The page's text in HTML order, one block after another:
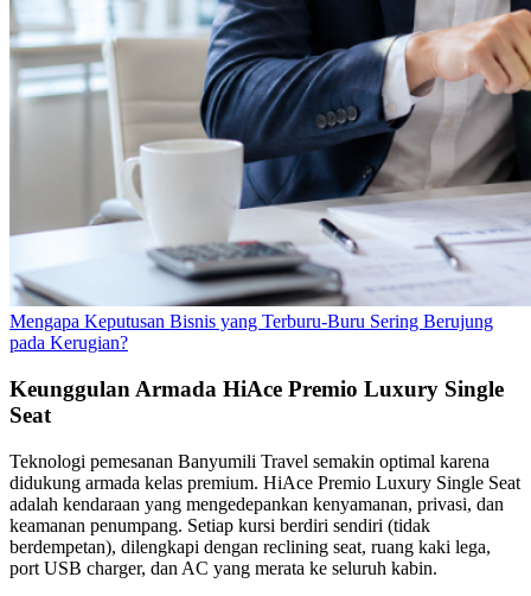
Mengapa Keputusan Bisnis yang Terburu-Buru Sering Berujung
pada Kerugian?
Keunggulan Armada HiAce Premio Luxury Single
Seat
Teknologi pemesanan Banyumili Travel semakin optimal karena
didukung armada kelas premium. HiAce Premio Luxury Single Seat
adalah kendaraan yang mengedepankan kenyamanan, privasi, dan
keamanan penumpang. Setiap kursi berdiri sendiri (tidak
berdempetan), dilengkapi dengan reclining seat, ruang kaki lega,
port USB charger, dan AC yang merata ke seluruh kabin.